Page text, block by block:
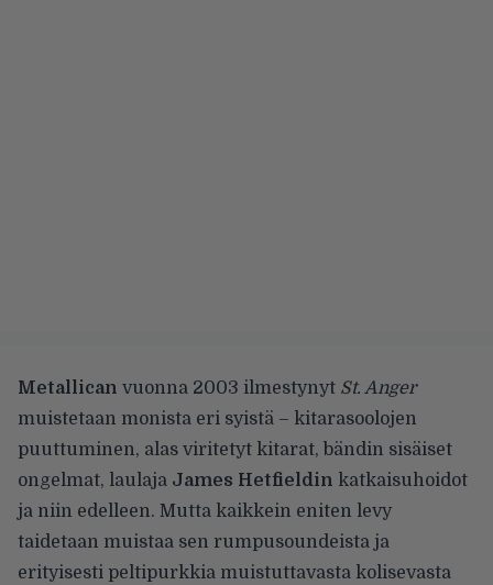
Metallican vuonna 2003 ilmestynyt St. Anger
muistetaan monista eri syistä – kitarasoolojen
puuttuminen, alas viritetyt kitarat, bändin sisäiset
ongelmat, laulaja James Hetfieldin katkaisuhoidot
ja niin edelleen. Mutta kaikkein eniten levy
taidetaan muistaa sen rumpusoundeista ja
erityisesti peltipurkkia muistuttavasta kolisevasta